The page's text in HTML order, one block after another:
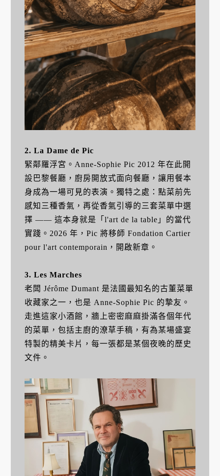
2. La Dame de Pic
緊鄰羅浮宮。Anne-Sophie Pic 2012 年在此開
設巴黎餐廳，廚房開放式面向餐廳，讓用餐本
身成為一場可見的表演。獨特之處：點菜前先
感知三種香氣，再從香氣引導的三套菜單中選
擇 —— 這本身就是「l'art de la table」的當代
實踐。2026 年，Pic 將移師 Fondation Cartier
pour l'art contemporain，開啟新章。
3. Les Marches
老闆 Jérôme Dumant 是法國最知名的古董菜單
收藏家之一，也是 Anne-Sophie Pic 的摯友。
走進這家小酒館，牆上密密麻麻掛滿各個年代
的菜單，包括主廚的潦草手稿，有為某場盛宴
特製的精美卡片，每一張都是某個夜晚的歷史
文件。